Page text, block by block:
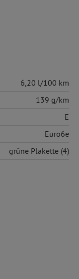
6,20 l/100 km
139 g/km
E
Euro6e
grüne Plakette (4)